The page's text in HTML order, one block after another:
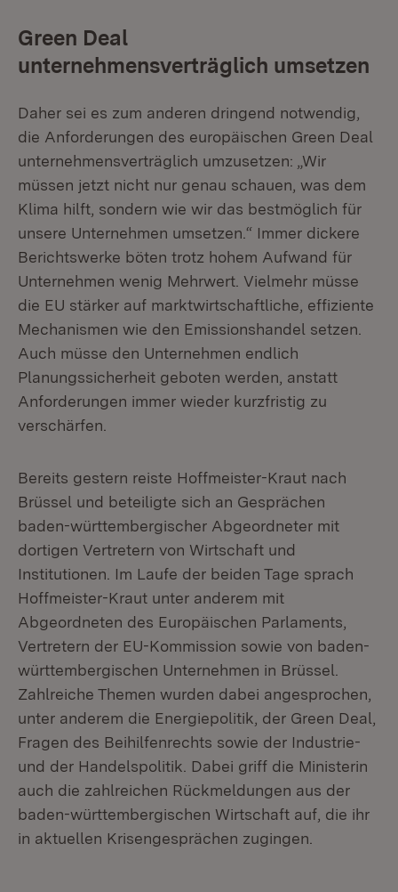
Green Deal
unternehmensverträglich umsetzen
Daher sei es zum anderen dringend notwendig,
die Anforderungen des europäischen Green Deal
unternehmensverträglich umzusetzen: „Wir
müssen jetzt nicht nur genau schauen, was dem
Klima hilft, sondern wie wir das bestmöglich für
unsere Unternehmen umsetzen.“ Immer dickere
Berichtswerke böten trotz hohem Aufwand für
Unternehmen wenig Mehrwert. Vielmehr müsse
die EU stärker auf marktwirtschaftliche, effiziente
Mechanismen wie den Emissionshandel setzen.
Auch müsse den Unternehmen endlich
Planungssicherheit geboten werden, anstatt
Anforderungen immer wieder kurzfristig zu
verschärfen.
Bereits gestern reiste Hoffmeister-Kraut nach
Brüssel und beteiligte sich an Gesprächen
baden-württembergischer Abgeordneter mit
dortigen Vertretern von Wirtschaft und
Institutionen. Im Laufe der beiden Tage sprach
Hoffmeister-Kraut unter anderem mit
Abgeordneten des Europäischen Parlaments,
Vertretern der EU-Kommission sowie von baden-
württembergischen Unternehmen in Brüssel.
Zahlreiche Themen wurden dabei angesprochen,
unter anderem die Energiepolitik, der Green Deal,
Fragen des Beihilfenrechts sowie der Industrie-
und der Handelspolitik. Dabei griff die Ministerin
auch die zahlreichen Rückmeldungen aus der
baden-württembergischen Wirtschaft auf, die ihr
in aktuellen Krisengesprächen zugingen.